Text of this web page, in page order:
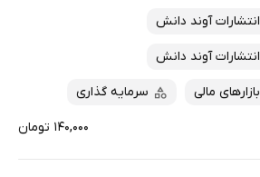
انتشارات آوند دانش
انتشارات آوند دانش
بازارهای مالی سرمایه گذاری
۱۴۰,۰۰۰ تومان